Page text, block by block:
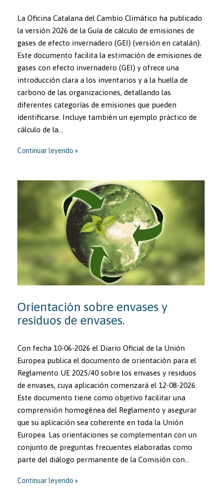
La Oficina Catalana del Cambio Climático ha publicado
la versión 2026 de la Guía de cálculo de emisiones de
gases de efecto invernadero (GEI) (versión en catalán).
Este documento facilita la estimación de emisiones de
gases con efecto invernadero (GEI) y ofrece una
introducción clara a los inventarios y a la huella de
carbono de las organizaciones, detallando las
diferentes categorías de emisiones que pueden
identificarse. Incluye también un ejemplo práctico de
cálculo de la…
Continuar leyendo
Orientación sobre envases y
residuos de envases.
Con fecha 10-06-2026 el Diario Oficial de la Unión
Europea publica el documento de orientación para el
Reglamento UE 2025/40 sobre los envases y residuos
de envases, cuya aplicación comenzará el 12-08-2026.
Este documento tiene como objetivo facilitar una
comprensión homogénea del Reglamento y asegurar
que su aplicación sea coherente en toda la Unión
Europea. Las orientaciones se complementan con un
conjunto de preguntas frecuentes elaboradas como
parte del diálogo permanente de la Comisión con…
Continuar leyendo